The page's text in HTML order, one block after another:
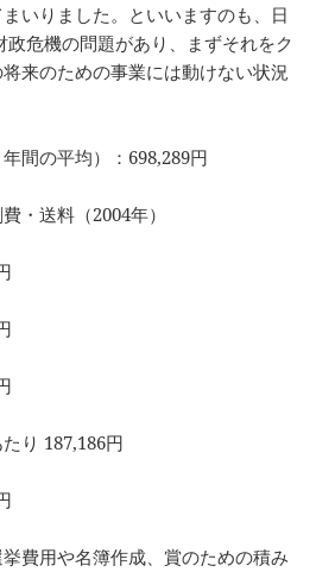
いりました。といいますのも、日
政危機の問題があり、まずそれをク
来のための事業には動けない状況
間の平均）：698,289円
・送料（2004年）
円
り 187,186円
費用や名簿作成、賞のための積み